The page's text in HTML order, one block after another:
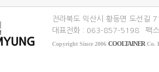
전라북도 익산시 황등면 도선길
대표전화 : 063-857-5198
팩
Copyright Since 2006 COOLTAINER Co.